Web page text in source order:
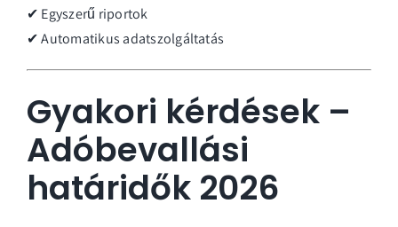
✔ Egyszerű riportok
✔ Automatikus adatszolgáltatás
Gyakori kérdések –
Adóbevallási
határidők 2026